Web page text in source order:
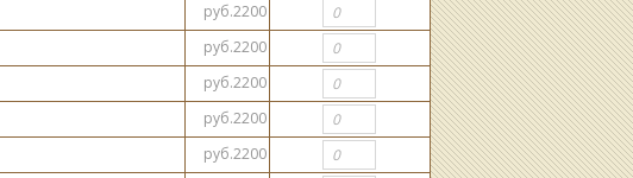
руб.2200
руб.2200
руб.2200
руб.2200
руб.2200